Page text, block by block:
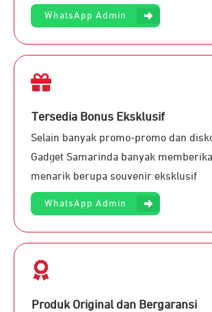
WhatsApp Admin
Tersedia Bonus Eksklusif
Selain banyak promo-promo dan
Gadget Samarinda banyak
menarik berupa souvenir eksklusif
WhatsApp Admin
Produk Original dan Bergaransi